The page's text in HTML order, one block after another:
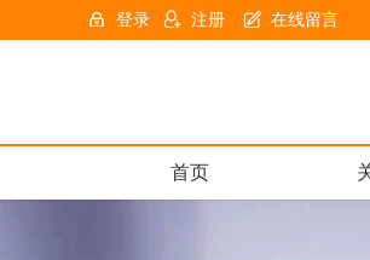
在线留言
登录 注册
首页